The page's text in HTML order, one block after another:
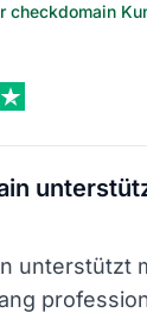
checkdomain
unterstützt